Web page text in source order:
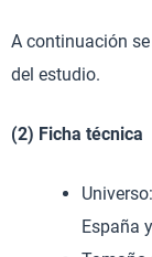
A continuación
del estudio.
(2) Ficha técnica
España